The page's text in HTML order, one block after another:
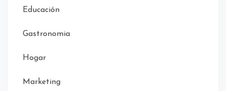
Educación
Gastronomia
Hogar
Marketing